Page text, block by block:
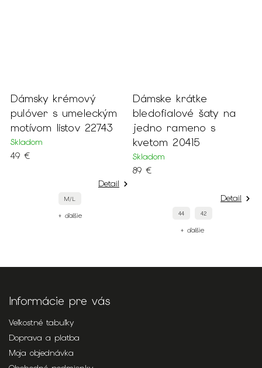
Dámsky krémový
pulóver s umeleckým
motívom listov 22743
Skladom
49 €
Detail
M/L
+ ďalšie
Dámske krátke
bledofialové šaty na
jedno rameno s
kvetom 20415
Skladom
89 €
Detail
44 42
+ ďalšie
Informácie pre vás
Veľkostné tabuľky
Doprava a platba
Moja objednávka